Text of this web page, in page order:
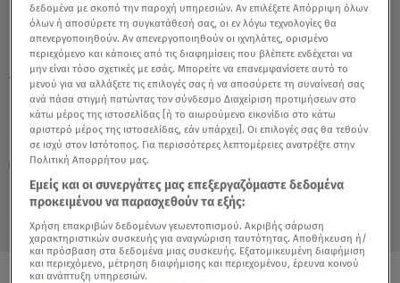
Πέμπτη 6 Αυγούστου 2026
03.06.26, 15:41
ΚΟΣΜΟΣ
Πηγή: Αλήθειες με τη Ζήνα
TAGS: ΝΕΑ ΥΟΡΚΗ ΑΛΗΘΕΙΕΣ ΜΕ ΤΗ ΖΗΝΑ
δεδομένα με σκοπό την παροχή υπηρεσιών. Αν επιλέξετε Απόρριψη όλων
όλων ή αποσύρετε τη συγκατάθεσή σας, οι εν λόγω τεχνολογίες θα
απενεργοποιηθούν. Αν απενεργοποιηθούν οι ιχνηλάτες, ορισμένο
περιεχόμενο και κάποιες από τις διαφημίσεις που βλέπετε ενδέχεται να
μην είναι τόσο σχετικές με εσάς. Μπορείτε να επανεμφανίσετε αυτό το
μενού για να αλλάξετε τις επιλογές σας ή να αποσύρετε τη συναίνεσή σας
ανά πάσα στιγμή πατώντας τον σύνδεσμο Διαχείριση προτιμήσεων στο
κάτω μέρος της ιστοσελίδας [ή το αιωρούμενο εικονίδιο στο κάτω
αριστερό μέρος της ιστοσελίδας, εάν υπάρχει]. Οι επιλογές σας θα τεθούν
σε ισχύ στον Ιστότοπος. Για περισσότερες λεπτομέρειες ανατρέξτε στην
Πολιτική Απορρήτου μας.
Εμείς και οι συνεργάτες μας επεξεργαζόμαστε δεδομένα
προκειμένου να παρασχεθούν τα εξής:
Χρήση επακριβών δεδομένων γεωεντοπισμού. Ακριβής σάρωση
χαρακτηριστικών συσκευής για αναγνώριση ταυτότητας. Αποθήκευση ή/
και πρόσβαση στα δεδομένα μιας συσκευής. Εξατομικευμένη διαφήμιση
και περιεχόμενο, μέτρηση διαφήμισης και περιεχομένου, έρευνα κοινού
και ανάπτυξη υπηρεσιών.